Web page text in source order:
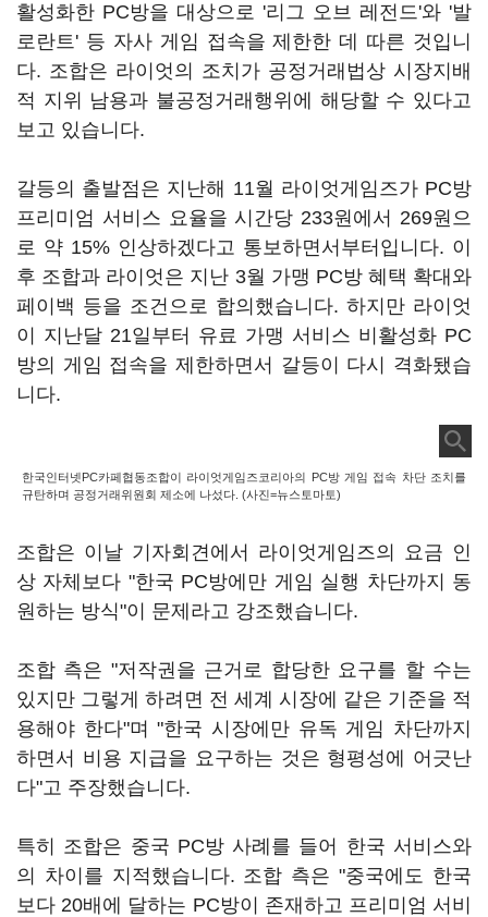
활성화한 PC방을 대상으로 '리그 오브 레전드'와 '발
로란트' 등 자사 게임 접속을 제한한 데 따른 것입니
다. 조합은 라이엇의 조치가 공정거래법상 시장지배
적 지위 남용과 불공정거래행위에 해당할 수 있다고
보고 있습니다.
갈등의 출발점은 지난해 11월 라이엇게임즈가 PC방
프리미엄 서비스 요율을 시간당 233원에서 269원으
로 약 15% 인상하겠다고 통보하면서부터입니다. 이
후 조합과 라이엇은 지난 3월 가맹 PC방 혜택 확대와
페이백 등을 조건으로 합의했습니다. 하지만 라이엇
이 지난달 21일부터 유료 가맹 서비스 비활성화 PC
방의 게임 접속을 제한하면서 갈등이 다시 격화됐습
니다.
한국인터넷PC카페협동조합이 라이엇게임즈코리아의 PC방 게임 접속 차단 조치를
규탄하며 공정거래위원회 제소에 나섰다. (사진=뉴스토마토)
조합은 이날 기자회견에서 라이엇게임즈의 요금 인
상 자체보다 "한국 PC방에만 게임 실행 차단까지 동
원하는 방식"이 문제라고 강조했습니다.
조합 측은 "저작권을 근거로 합당한 요구를 할 수는
있지만 그렇게 하려면 전 세계 시장에 같은 기준을 적
용해야 한다"며 "한국 시장에만 유독 게임 차단까지
하면서 비용 지급을 요구하는 것은 형평성에 어긋난
다"고 주장했습니다.
특히 조합은 중국 PC방 사례를 들어 한국 서비스와
의 차이를 지적했습니다. 조합 측은 "중국에도 한국
보다 20배에 달하는 PC방이 존재하고 프리미엄 서비